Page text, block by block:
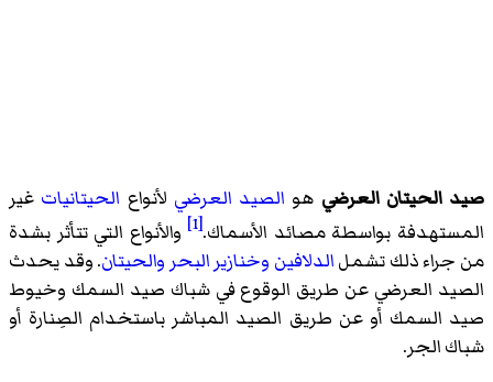
صيد الحيتان العرضي هو الصيد العرضي لأنواع الحيتانيات غير
المستهدفة بواسطة مصائد الأسماك.[1]
والأنواع التي تتأثر بشدة
من جراء ذلك تشملالدلافين وخنازير البحر والحيتان. وقد يحدث
الصيد العرضي عن طريق الوقوع في شباك صيد السمك وخيوط
صيد السمك أو عن طريق الصيد المباشر باستخدام الصِنارة أو
شباك الجر.